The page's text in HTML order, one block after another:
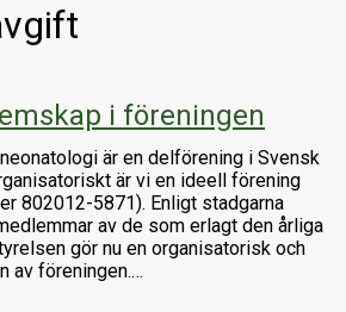
i föreningen
är en delförening i Svensk
är vi en ideell förening
802012-5871). Enligt stadgarna
av de som erlagt den årliga
gör nu en organisatorisk och
av föreningen.…